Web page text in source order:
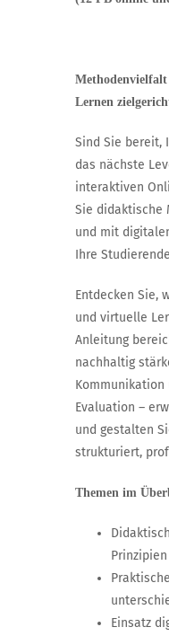
Lernen
Sind Sie bereit,
das nächste
interaktiven
Sie didaktische
und mit
Ihre
Entdecken Sie,
und virtuelle
Anleitung
nachhaltig
Kommunikation
Evaluation –
und gestalten
strukturiert,
Themen im
Einsatz